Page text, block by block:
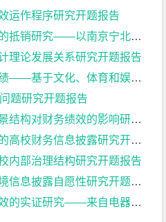
运作程序研究开题报告
南京宁北轨道交通有限公司为例开题报告
理论发展关系研究开题报告
体育和娱乐业上市公司的实证研究开题报告
题研究开题报告
对财务绩效的影响研究开题报告
校财务信息披露研究开题报告
内部治理结构研究开题报告
息披露自愿性研究开题报告
电器机械及器材制造业上市公司的经验证据开题报告